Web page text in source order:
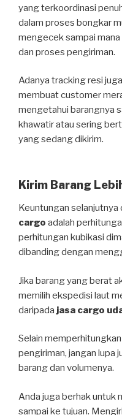
yang terkoordinasi
dalam proses bongkar
mengecek sampai
dan proses pengiriman.
Adanya tracking resi
membuat customer
mengetahui barangnya
khawatir atau sering
yang sedang dikirim.
Kirim Barang
Keuntungan selanjutnya
cargo adalah
perhitungan kubikasi
dibanding dengan
Jika barang yang berat
memilih ekspedisi laut
daripada jasa cargo
Selain
pengiriman, jangan lupa
barang dan volumenya.
Anda juga berhak untuk
sampai ke tujuan.